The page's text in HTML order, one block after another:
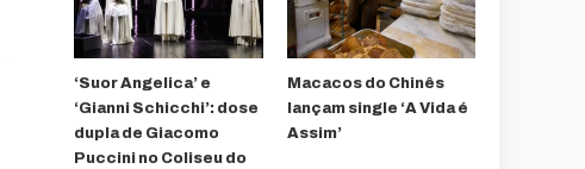
‘Suor Angelica’ e
‘Gianni Schicchi’: dose
dupla de Giacomo
Puccini no Coliseu do
Macacos do Chinês
lançam single ‘A Vida é
Assim’